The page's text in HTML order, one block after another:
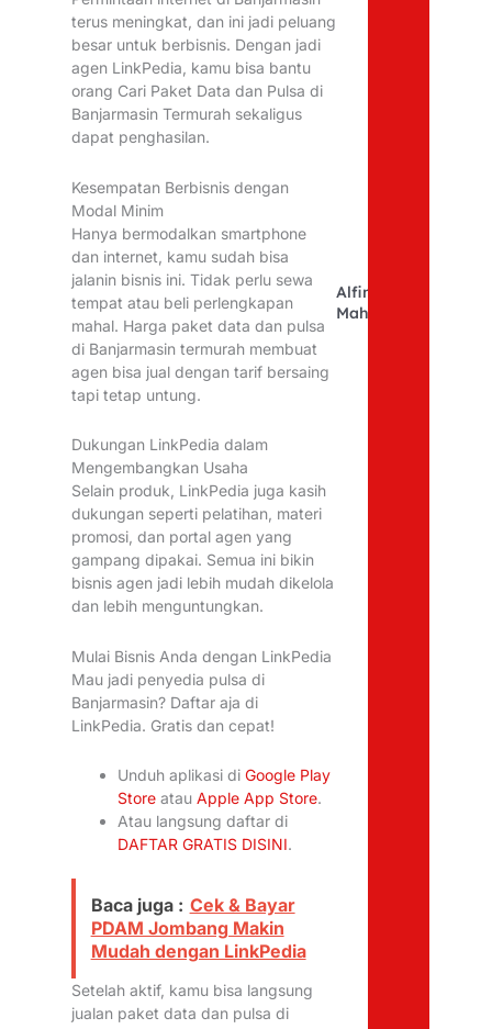
terus meningkat, dan ini jadi peluang
besar untuk berbisnis. Dengan jadi
agen LinkPedia, kamu bisa bantu
orang Cari Paket Data dan Pulsa di
Banjarmasin Termurah sekaligus
dapat penghasilan.
Kesempatan Berbisnis dengan
Modal Minim
Hanya bermodalkan smartphone
dan internet, kamu sudah bisa
jalanin bisnis ini. Tidak perlu sewa
tempat atau beli perlengkapan
mahal. Harga paket data dan pulsa
di Banjarmasin termurah membuat
agen bisa jual dengan tarif bersaing
tapi tetap untung.
Dukungan LinkPedia dalam
Mengembangkan Usaha
Selain produk, LinkPedia juga kasih
dukungan seperti pelatihan, materi
promosi, dan portal agen yang
gampang dipakai. Semua ini bikin
bisnis agen jadi lebih mudah dikelola
dan lebih menguntungkan.
Mulai Bisnis Anda dengan LinkPedia
Mau jadi penyedia pulsa di
Banjarmasin? Daftar aja di
LinkPedia. Gratis dan cepat!
Unduh aplikasi di Google Play
Storeatau Apple App Store.
Atau langsung daftar di
DAFTAR GRATIS DISINI.
Baca juga : Cek & Bayar
PDAM Jombang Makin
Mudah dengan LinkPedia
Setelah aktif, kamu bisa langsung
jualan paket data dan pulsa di
Alfina
Mahfudhoh